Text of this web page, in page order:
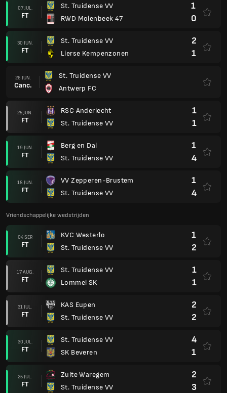
07 JUL.
FT
St. Truidense VV
RWD Molenbeek 47
1
0
30 JUN.
FT
St. Truidense VV
Lierse Kempenzonen
2
1
26 JUN.
Canc.
St. Truidense VV
Antwerp FC
25 JUN.
FT
RSC Anderlecht
St. Truidense VV
1
1
19 JUN.
FT
Berg en Dal
St. Truidense VV
1
4
18 JUN.
FT
VV Zepperen-Brustem
St. Truidense VV
1
4
Vriendschappelijke wedstrijden
04 SEP.
FT
KVC Westerlo
St. Truidense VV
1
2
17 AUG.
FT
St. Truidense VV
Lommel SK
1
1
31 JUL.
FT
KAS Eupen
St. Truidense VV
2
2
30 JUL.
FT
St. Truidense VV
SK Beveren
4
1
25 JUL.
FT
Zulte Waregem
St. Truidense VV
2
3